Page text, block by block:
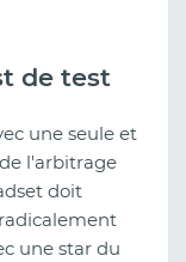
de test
une seule et
l'arbitrage
doit
une star du